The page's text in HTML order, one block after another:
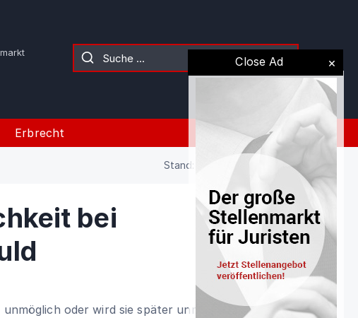
Erbrecht
Stand: 02.08.2026 (Gesetz)
Close Ad
bei
oder wird sie später unmöglich, so